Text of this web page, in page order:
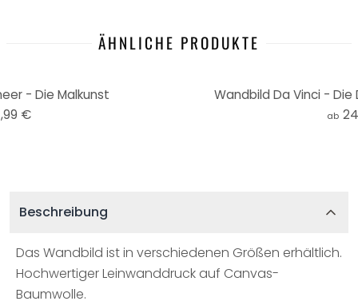
ÄHNLICHE PRODUKTE
- Die Malkunst
€
Wandbild Da Vinci -
ab
Beschreibung
Das Wandbild ist in verschiedenen Größen erhältlich.
Hochwertiger Leinwanddruck auf Canvas-
Baumwolle.